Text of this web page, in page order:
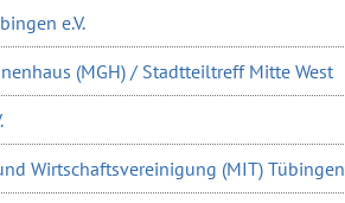
e.V.
(MGH) / Stadtteiltreff Mitte West
Wirtschaftsvereinigung (MIT) Tübingen